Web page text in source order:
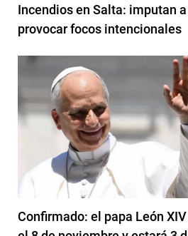
Incendios en Salta: imputan
provocar focos intencionales
Confirmado: el papa León